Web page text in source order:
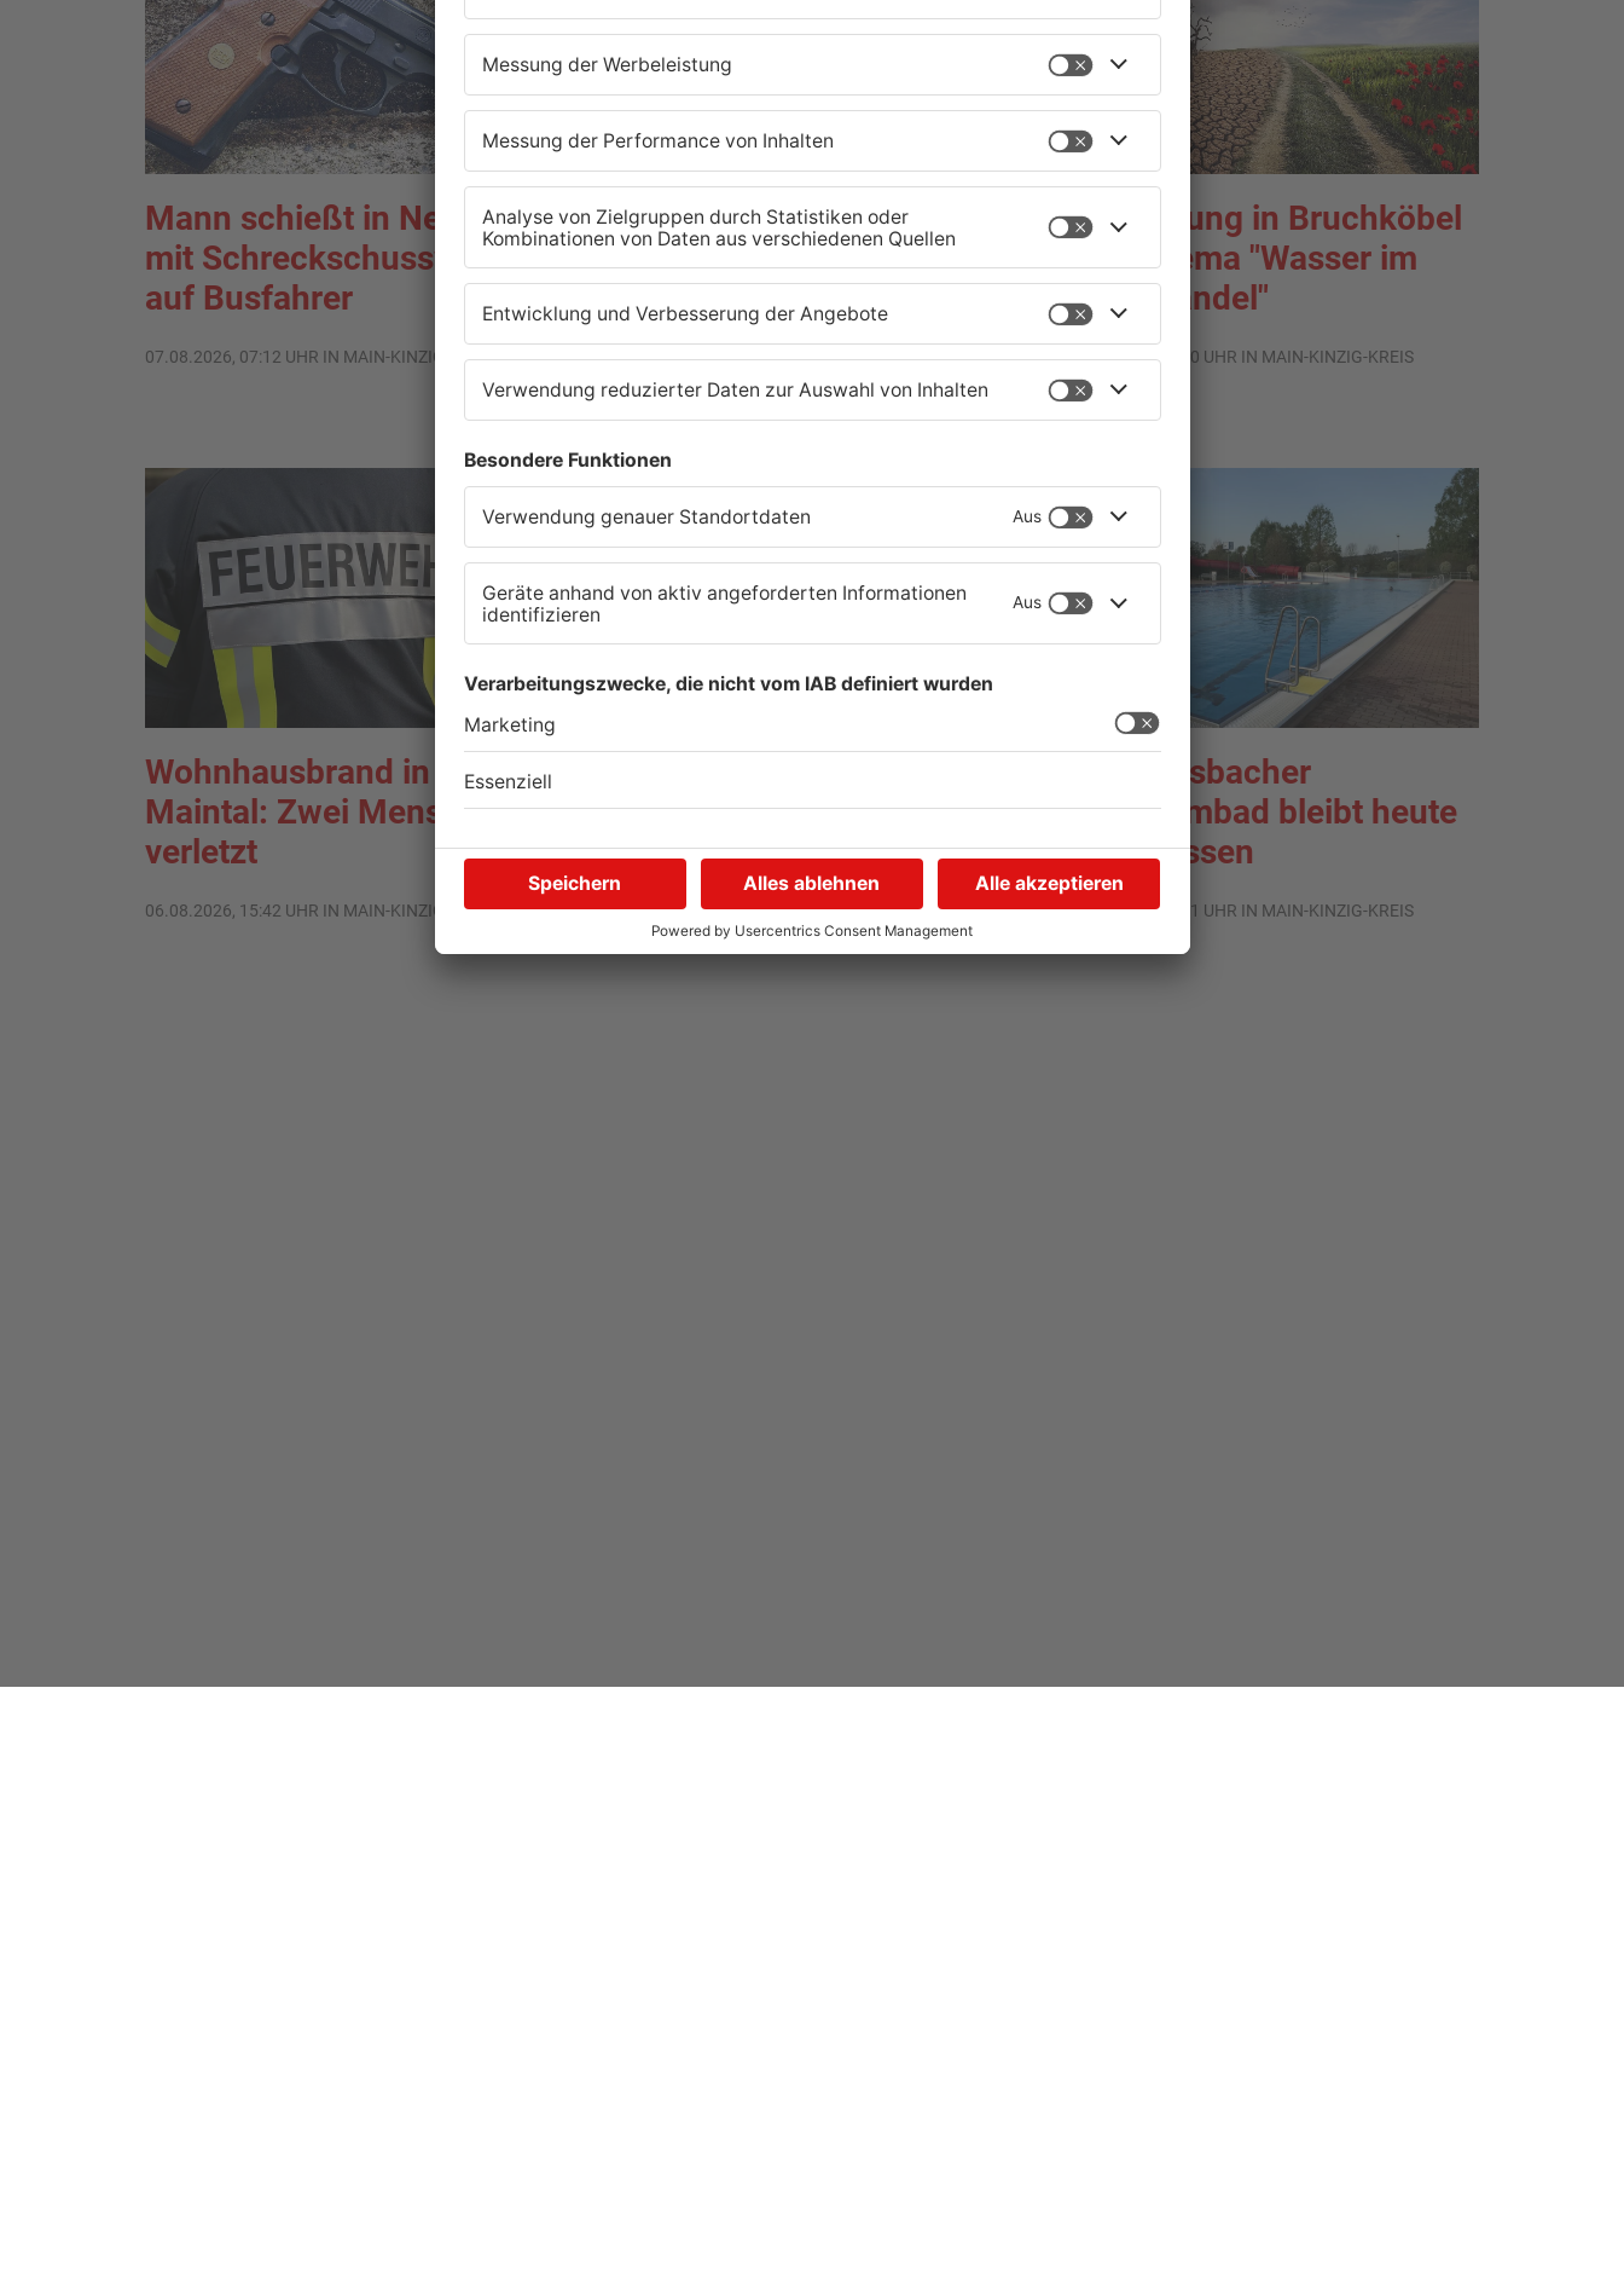
Mann schießt in Neuberg
mit Schreckschusswaffe
auf Busfahrer
07.08.2026, 07:12 UHR IN MAIN-KINZIG-KREIS
Schwerer Unfall zwischen
Langenselbolder Dreieck
und Hanauer Kreuz
07.08.2026, 07:07 UHR IN MAIN-KINZIG-KREIS
Ausstellung in Bruchköbel
zum Thema "Wasser im
Klimawandel"
07.08.2026, 05:00 UHR IN MAIN-KINZIG-KREIS
Wohnhausbrand in
Maintal: Zwei Menschen
verletzt
06.08.2026, 15:42 UHR IN MAIN-KINZIG-KREIS
Pendler im Main-Kinzig-
Kreis und in Hanau
06.08.2026, 11:33 UHR IN MAIN-KINZIG-KREIS
Wächtersbacher
Schwimmbad bleibt heute
geschlossen
05.08.2026, 07:31 UHR IN MAIN-KINZIG-KREIS